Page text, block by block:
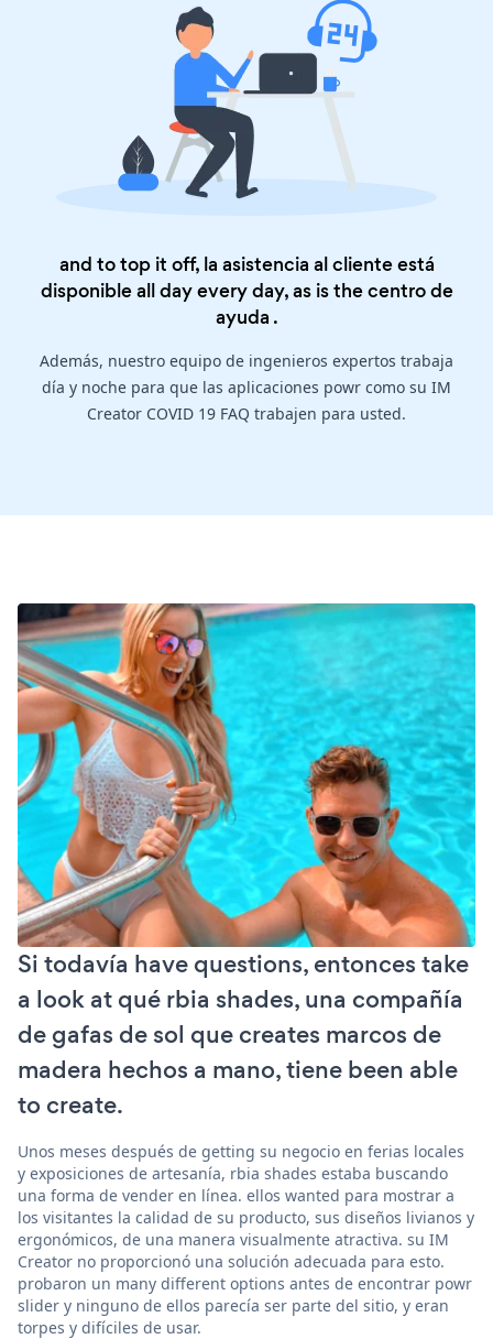
and to top it off, la asistencia al cliente está
disponible all day every day, as is thecentro de
ayuda .
Además, nuestro equipo de ingenieros expertos trabaja
día y noche para que las aplicaciones powr como su IM
Creator COVID 19 FAQ trabajen para usted.
Si todavía have questions, entonces take
a look at qué rbia shades, una compañía
de gafas de sol que creates marcos de
madera hechos a mano, tiene been able
to create.
Unos meses después de getting su negocio en ferias locales
y exposiciones de artesanía, rbia shades estaba buscando
una forma de vender en línea. ellos wanted para mostrar a
los visitantes la calidad de su producto, sus diseños livianos y
ergonómicos, de una manera visualmente atractiva. su IM
Creator no proporcionó una solución adecuada para esto.
probaron un many different options antes de encontrar powr
slider y ninguno de ellos parecía ser parte del sitio, y eran
torpes y difíciles de usar.